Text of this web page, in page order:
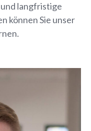
langfristige
können Sie unser